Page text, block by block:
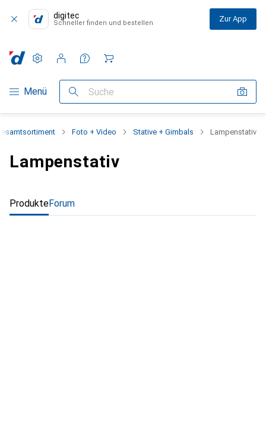
digitec
Schneller finden und bestellen Zur App
Navigation nach Kategorien
Menü Suche
Einstellungen
Kundenkonto
Vergleichslisten
Merklisten
Warenkorb
Foto + Video Stative + Gimbals Lampenstativ
Lampenstativ
ProdukteForum